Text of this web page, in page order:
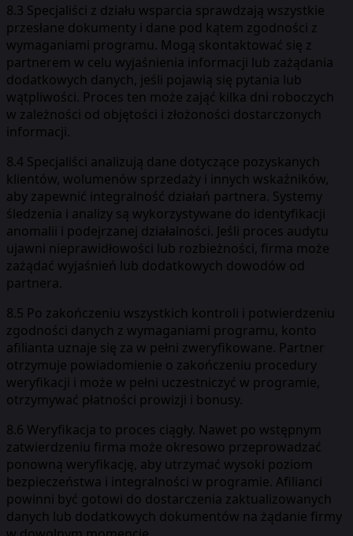
8.3 Specjaliści z działu wsparcia sprawdzają wszystkie
przesłane dokumenty i dane pod kątem zgodności z
wymaganiami programu. Mogą skontaktować się z
partnerem w celu wyjaśnienia informacji lub zażądania
dodatkowych danych, jeśli pojawią się pytania lub
wątpliwości. Proces ten może zająć kilka dni roboczych
w zależności od objętości i złożoności dostarczonych
informacji.
8.4 Specjaliści analizują dane dotyczące pozyskanych
klientów, wolumenów sprzedaży i innych wskaźników,
aby zapewnić integralność działań partnera. Systemy
śledzenia i analizy są wykorzystywane do identyfikacji
anomalii i podejrzanej działalności. Jeśli proces audytu
ujawni nieprawidłowości lub rozbieżności, firma może
zażądać wyjaśnień lub dodatkowych dowodów od
partnera.
8.5 Po zakończeniu wszystkich kontroli i potwierdzeniu
zgodności danych z wymaganiami programu, konto
afilianta uznaje się za w pełni zweryfikowane. Partner
otrzymuje powiadomienie o zakończeniu procedury
weryfikacji i może w pełni uczestniczyć w programie,
otrzymywać płatności prowizji i bonusy.
8.6 Weryfikacja to proces ciągły. Nawet po wstępnym
zatwierdzeniu firma może okresowo przeprowadzać
ponowną weryfikację, aby utrzymać wysoki poziom
bezpieczeństwa i integralności w programie. Afilianci
powinni być gotowi do dostarczenia zaktualizowanych
danych lub dodatkowych dokumentów na żądanie firmy